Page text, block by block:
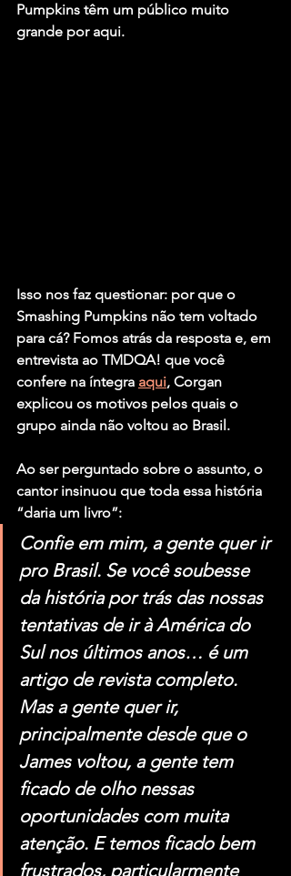
Pumpkins têm um público muito
grande por aqui.
Isso nos faz questionar: por que o
Smashing Pumpkins não tem voltado
para cá? Fomos atrás da resposta e, em
entrevista ao TMDQA! que você
confere na íntegra aqui, Corgan
explicou os motivos pelos quais o
grupo ainda não voltou ao Brasil.
Ao ser perguntado sobre o assunto, o
cantor insinuou que toda essa história
“daria um livro”:
Confie em mim, a gente quer ir
pro Brasil. Se você soubesse
da história por trás das nossas
tentativas de ir à América do
Sul nos últimos anos… é um
artigo de revista completo.
Mas a gente quer ir,
principalmente desde que o
James voltou, a gente tem
ficado de olho nessas
oportunidades com muita
atenção. E temos ficado bem
frustrados, particularmente